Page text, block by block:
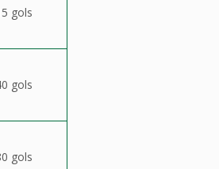
gols
gols
gols